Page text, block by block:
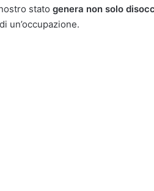
stato genera non solo
un’occupazione.